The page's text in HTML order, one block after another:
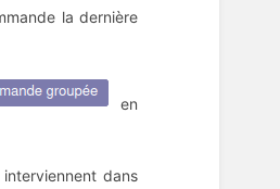
la dernière
en
dans